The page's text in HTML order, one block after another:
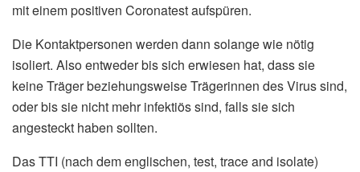
mit einem positiven Coronatest aufspüren.
Die Kontaktpersonen werden dann solange wie nötig
isoliert. Also entweder bis sich erwiesen hat, dass sie
keine Träger beziehungsweise Trägerinnen des Virus sind,
oder bis sie nicht mehr infektiös sind, falls sie sich
angesteckt haben sollten.
Das TTI (nach dem englischen, test, trace and isolate)